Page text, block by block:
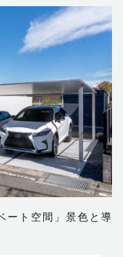
ート空間」景色と導